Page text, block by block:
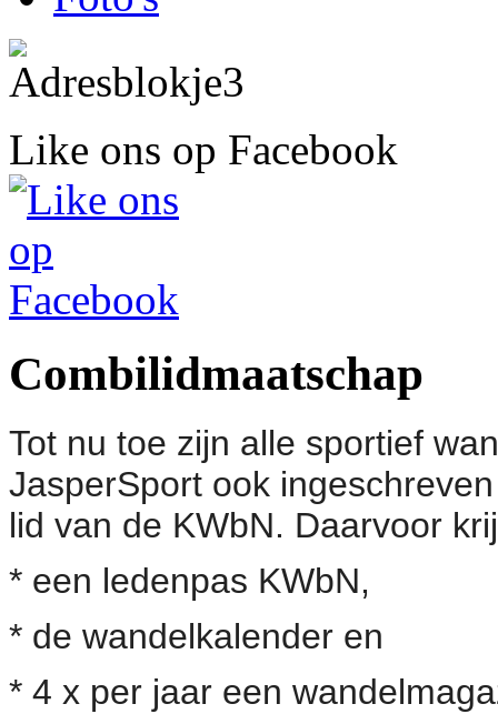
Like ons op Facebook
Combilidmaatschap
Tot nu toe zijn alle sportief
JasperSport ook
lid van de KWbN. Daarvoor
* een ledenpas KWbN,
* de wandelkalender en
* 4 x per jaar een